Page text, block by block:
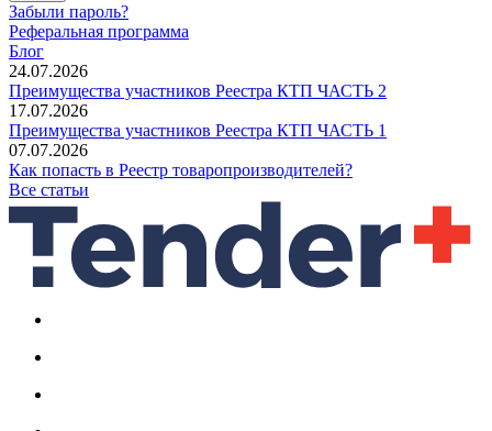
Забыли пароль?
Реферальная программа
Блог
24.07.2026
Преимущества участников Реестра КТП ЧАСТЬ 2
17.07.2026
Преимущества участников Реестра КТП ЧАСТЬ 1
07.07.2026
Как попасть в Реестр товаропроизводителей?
Все статьи